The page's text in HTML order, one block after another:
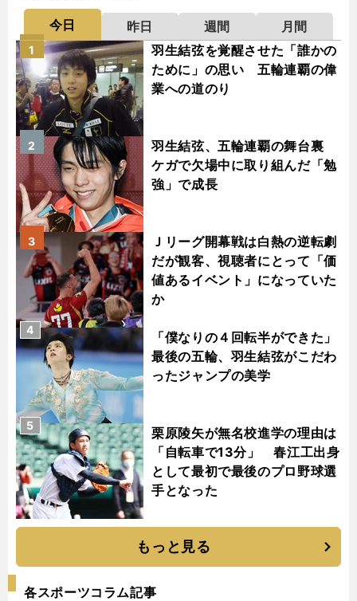
今日 昨日 週間
月間
羽生結弦を覚醒させた「誰かの
ために」の思い 五輪連覇の偉
業への道のり
1
羽生結弦、五輪連覇の舞台裏
ケガで欠場中に取り組んだ「勉
強」で成長
2
Ｊリーグ開幕戦は白熱の逆転劇
だが観客、視聴者にとって「価
値あるイベント」になっていた
か
3
「僕なりの４回転半ができた」
最後の五輪、羽生結弦がこだわ
ったジャンプの美学
4
栗原陵矢が無名校進学の理由は
「自転車で13分」 春江工出身
として最初で最後のプロ野球選
手となった
5
もっと見る
各スポーツコラム記事